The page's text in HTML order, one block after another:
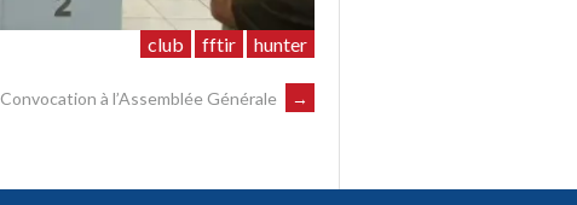
club fftir hunter
Convocation à l’Assemblée Générale →